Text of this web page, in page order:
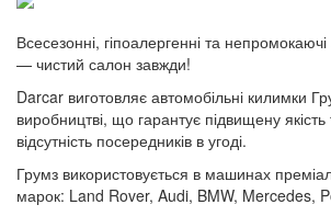
Всесезонні, гіпоалергенні та
— чистий салон завжди!
Darcar виготовляє автомобільні килимки
виробництві, що гарантує підвищену якість
відсутність посередників в угоді.
Грумз використовується в машинах
марок: Land Rover, Audi, BMW, Mercedes,